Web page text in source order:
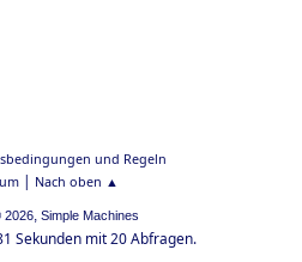
und Regeln
| Nach oben ▲
2026, Simple Machines
Sekunden mit 20 Abfragen.